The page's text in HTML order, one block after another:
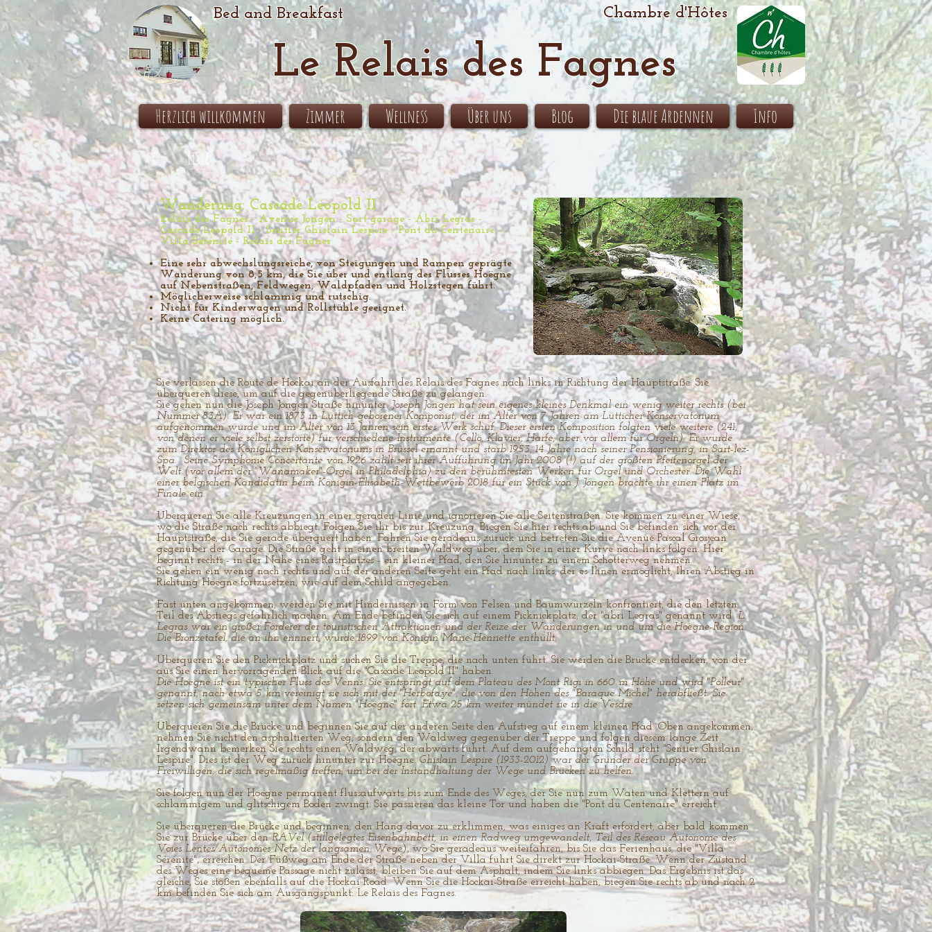
Chambre d'Hôtes
Bed and Breakfast
Le Relais des Fagnes
Herzlich willkommen Zimmer Wellness Über uns Blog Die blaue Ardennen
Info
<<
Liste >>
Wanderung: Cascade Léopold II
Relais des Fagnes - Avenue Jongen - Sart garage - Abri Legras -
Cascade Léopold II - Sentier Ghislain Lespire - Pont du Centenaire -
Villa Sérénité - Relais des Fagnes
Eine sehr abwechslungsreiche, von Steigungen und Rampen geprägte
Wanderung von 8,5 km, die Sie über und entlang des Flusses Hoëgne
auf Nebenstraßen, Feldwegen, Waldpfaden und Holzstegen führt.
Möglicherweise schlammig und rutschig.
Nicht für Kinderwagen und Rollstühle geeignet.
Keine Catering möglich.
Sie verlassen die Route de Hockai an der Ausfahrt des Relais des Fagnes nach links in Richtung der Hauptstraße. Sie
überqueren diese, um auf die gegenüberliegende Straße zu gelangen.
Sie gehen nun die Joseph Jongen Straße hinunter.Joseph Jongen hat sein eigenes kleines Denkmal ein wenig weiter rechts (bei
Nummer 83A). Er war ein 1873 in Lüttich geborener Komponist, der im Alter von 7 Jahren am Lütticher Konservatorium
aufgenommen wurde und im Alter von 13 Jahren sein erstes Werk schuf. Dieser ersten Komposition folgten viele weitere (241,
von denen er viele selbst zerstörte) für verschiedene Instrumente (Cello, Klavier, Harfe, aber vor allem für Orgeln). Er wurde
zum Direktor des Königlichen Konservatoriums in Brüssel ernannt und starb 1953, 14 Jahre nach seiner Pensionierung, in Sart-lez-
Spa. Seine Symphonie Concertante von 1926 zählt seit ihrer Aufführung im Jahr 2008 (!) auf der größten Pfeifenorgel der
Welt (vor allem der "Wanamaker"-Orgel in Philadelphia) zu den berühmtesten Werken für Orgel und Orchester. Die Wahl
einer belgischen Kandidatin beim Königin-Elisabeth-Wettbewerb 2018 für ein Stück von J. Jongen brachte ihr einen Platz im
Finale ein.
Überqueren Sie alle Kreuzungen in einer geraden Linie und ignorieren Sie alle Seitenstraßen. Sie kommen zu einer Wiese,
wo die Straße nach rechts abbiegt. Folgen Sie ihr bis zur Kreuzung. Biegen Sie hier rechts ab und Sie befinden sich vor der
Hauptstraße, die Sie gerade überquert haben. Fahren Sie geradeaus zurück und betreten Sie die Avenue Pascal Grosjean
gegenüber der Garage. Die Straße geht in einen breiten Waldweg über, dem Sie in einer Kurve nach links folgen. Hier
beginnt rechts - in der Nähe eines Rastplatzes - ein kleiner Pfad, den Sie hinunter zu einem Schotterweg nehmen.
Sie gehen ein wenig nach rechts und auf der anderen Seite geht ein Pfad nach links, der es Ihnen ermöglicht, Ihren Abstieg in
Richtung Hoëgne fortzusetzen, wie auf dem Schild angegeben.
Fast unten angekommen, werden Sie mit Hindernissen in Form von Felsen und Baumwurzeln konfrontiert, die den letzten
Teil des Abstiegs gefährlich machen. Am Ende befinden Sie sich auf einem Picknickplatz, der "abri Legras" genannt wird.L.
Legras war ein großer Förderer der touristischen Attraktionen und der Reize der Wanderungen in und um die Hoëgne-Region.
Die Bronzetafel, die an ihn erinnert, wurde 1899 von Königin Marie-Henriette enthüllt.
Überqueren Sie den Picknickplatz und suchen Sie die Treppe, die nach unten führt. Sie werden die Brücke entdecken, von der
aus Sie einen hervorragenden Blick auf die "Cascade Léopold II" haben.
Die Hoëgne ist ein typischer Fluss des Venns. Sie entspringt auf dem Plateau des Mont Rigi in 660 m Höhe und wird "Polleur"
genannt; nach etwa 5 km vereinigt sie sich mit der "Herbofaye", die von den Höhen des "Baraque Michel" herabfließt. Sie
setzen sich gemeinsam unter dem Namen "Hoëgne" fort. Etwa 25 km weiter mündet sie in die Vesdre.
Überqueren Sie die Brücke und beginnen Sie auf der anderen Seite den Aufstieg auf einem kleinen Pfad. Oben angekommen,
nehmen Sie nicht den asphaltierten Weg, sondern den Waldweg gegenüber der Treppe und folgen diesem lange Zeit.
Irgendwann bemerken Sie rechts einen Waldweg, der abwärts führt. Auf dem aufgehängten Schild steht "Sentier Ghislain
Lespire". Dies ist der Weg zurück hinunter zur Hoëgne.Ghislain Lespire (1933-2012) war der Gründer der Gruppe von
Freiwilligen, die sich regelmäßig treffen, um bei der Instandhaltung der Wege und Brücken zu helfen.
Sie folgen nun der Hoëgne permanent flussaufwärts bis zum Ende des Weges, der Sie nun zum Waten und Klettern auf
schlammigem und glitschigem Boden zwingt. Sie passieren das kleine Tor und haben die "Pont du Centenaire" erreicht.
Sie überqueren die Brücke und beginnen, den Hang davor zu erklimmen, was einiges an Kraft erfordert, aber bald kommen
Sie zur Brücke über denRAVel (stillgelegtes Eisenbahnbett, in einen Radweg umgewandelt, Teil des Réseau Autonome des
Voies Lentes/Autonomes Netz der langsamen Wege), wo Sie geradeaus weiterfahren, bis Sie das Ferienhaus, die "Villa
Sérénité", erreichen. Der Fußweg am Ende der Straße neben der Villa führt Sie direkt zur Hockai-Straße. Wenn der Zustand
des Weges eine bequeme Passage nicht zulässt, bleiben Sie auf dem Asphalt, indem Sie links abbiegen. Das Ergebnis ist das
gleiche, Sie stoßen ebenfalls auf die Hockai Road. Wenn Sie die Hockai-Straße erreicht haben, biegen Sie rechts ab und nach 2
km befinden Sie sich am Ausgangspunkt: Le Relais des Fagnes.